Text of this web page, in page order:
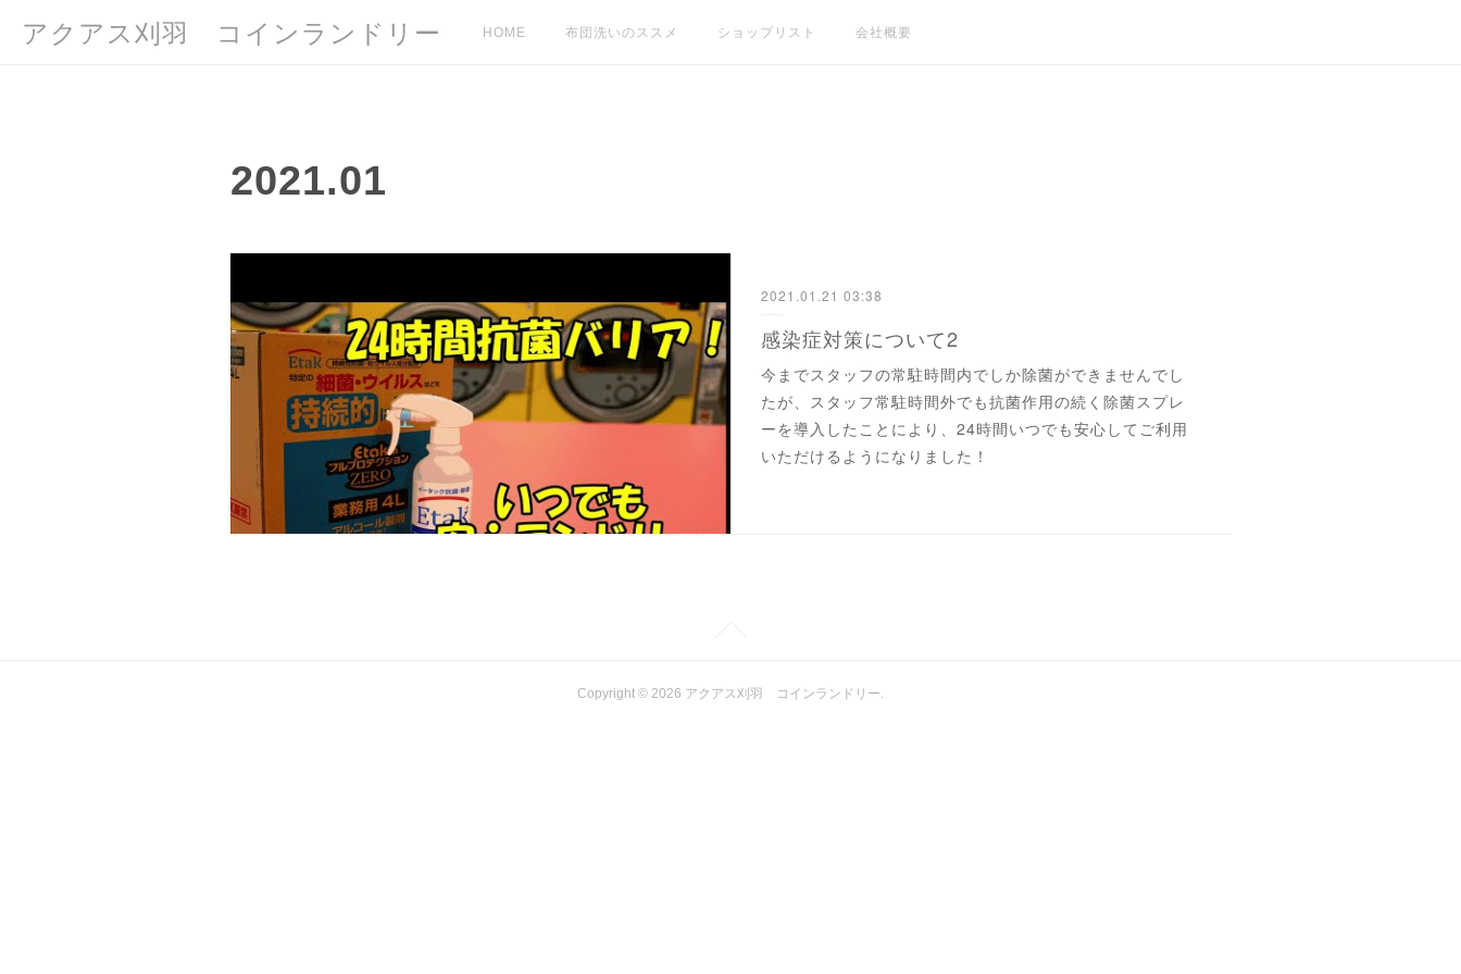
アクアス刈羽 コインランドリー HOME 布団洗いのススメ ショップリスト 会社概要
2021.01
2021.01.21 03:38
感染症対策について2
今までスタッフの常駐時間内でしか除菌ができませんでし
たが、スタッフ常駐時間外でも抗菌作用の続く除菌スプレ
ーを導入したことにより、24時間いつでも安心してご利用
いただけるようになりました！
Copyright © 2026 アクアス刈羽 コインランドリー.